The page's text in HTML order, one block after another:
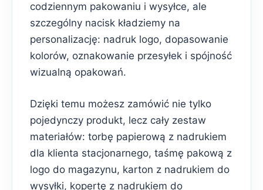
codziennym pakowaniu i wysyłce, ale
szczególny nacisk kładziemy na
personalizację: nadruk logo, dopasowanie
kolorów, oznakowanie przesyłek i spójność
wizualną opakowań.
Dzięki temu możesz zamówić nie tylko
pojedynczy produkt, lecz cały zestaw
materiałów: torbę papierową z nadrukiem
dla klienta stacjonarnego, taśmę pakową z
logo do magazynu, karton z nadrukiem do
wysyłki, kopertę z nadrukiem do